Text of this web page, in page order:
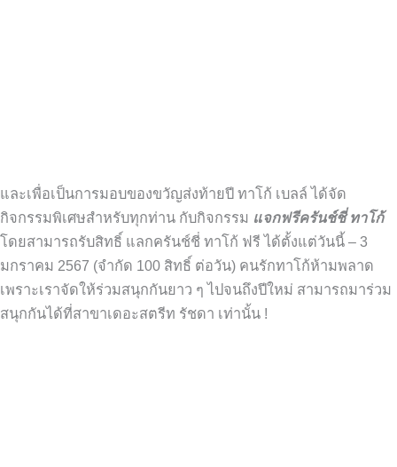
และเพื่อเป็นการมอบของขวัญส่งท้ายปี ทาโก้ เบลล์ ได้จัด
กิจกรรมพิเศษสำหรับทุกท่าน กับกิจกรรม แจกฟรีครันช์ชี่ ทาโก้
โดยสามารถรับสิทธิ์ แลกครันช์ชี่ ทาโก้ ฟรี ได้ตั้งแต่วันนี้ – 3
มกราคม 2567 (จำกัด 100 สิทธิ์ ต่อวัน) คนรักทาโก้ห้ามพลาด
เพราะเราจัดให้ร่วมสนุกกันยาว ๆ ไปจนถึงปีใหม่ สามารถมาร่วม
สนุกกันได้ที่สาขาเดอะสตรีท รัชดา เท่านั้น !